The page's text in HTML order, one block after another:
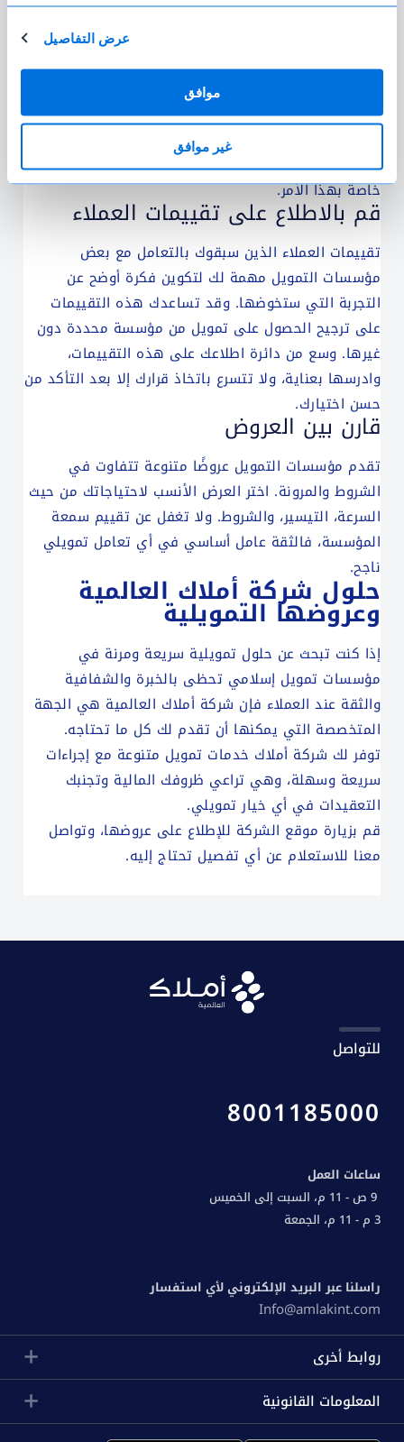
عرض التفاصيل
موافق
غير موافق
قم بزيارةالموقع الإلكترونيللمؤسسة المموِّلة واطلع
على الخيارات التمويلية المتاحة لك ومزايا التمويل
وشروطه. وقم بالاستعانة بحاسبة التمويل الشخصي أو
واختبر من خلالهما التمويل
الأنسب لك قبل التوجه إلى المؤسسة وحسم خيارك
بالاتفاق معها بشكل نهائي على مبلغ التمويل. وأما إذا
كان التمويل هوتمويل لشركة أو منشأةفهناك صفحة
خاصة بهذا الأمر.
قم بالاطلاع على تقييمات العملاء
تقييمات العملاء الذين سبقوك بالتعامل مع بعض
مؤسسات التمويل مهمة لك لتكوين فكرة أوضح عن
التجربة التي ستخوضها. وقد تساعدك هذه التقييمات
على ترجيح الحصول على تمويل من مؤسسة محددة دون
غيرها. وسع من دائرة اطلاعك على هذه التقييمات،
وادرسها بعناية، ولا تتسرع باتخاذ قرارك إلا بعد التأكد من
حسن اختيارك.
قارن بين العروض
تقدم مؤسسات التمويل عروضًا متنوعة تتفاوت في
الشروط والمرونة. اختر العرض الأنسب لاحتياجاتك من حيث
السرعة، التيسير، والشروط. ولا تغفل عن تقييم سمعة
المؤسسة، فالثقة عامل أساسي في أي تعامل تمويلي
ناجح.
حلول شركة أملاك العالمية
وعروضها التمويلية
إذا كنت تبحث عن حلول تمويلية سريعة ومرنة في
مؤسسات تمويل إسلامي تحظى بالخبرة والشفافية
والثقة عند العملاء فإن شركة أملاك العالمية هي الجهة
المتخصصة التي يمكنها أن تقدم لك كل ما تحتاجه.
توفر لك شركة أملاك خدمات تمويل متنوعة مع إجراءات
سريعة وسهلة، وهي تراعي ظروفك المالية وتجنبك
التعقيدات في أي خيار تمويلي.
قم بزيارة موقع الشركة للإطلاع على عروضها، وتواصل
معنا للاستعلام عن أي تفصيل تحتاج إليه.
للتواصل
8001185000
ساعات العمل
3 م - 11 م، الجمعة
راسلنا عبر البريد الإلكتروني لأي استفسار
Info@amlakint.com
روابط أخرى
المعلومات القانونية